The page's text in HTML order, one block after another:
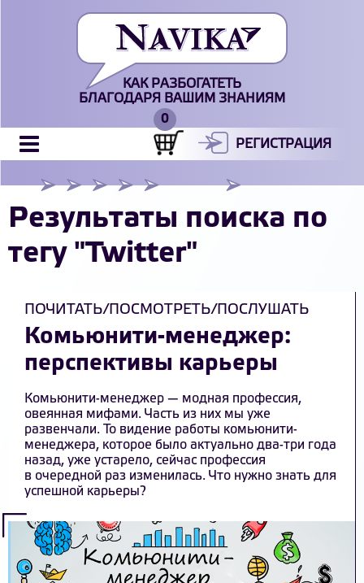
КАК РАЗБОГАТЕТЬ
БЛАГОДАРЯ ВАШИМ ЗНАНИЯМ
РЕГИСТРАЦИЯ
Результаты поиска по
тегу "Twitter"
ПОЧИТАТЬ/ПОСМОТРЕТЬ/ПОСЛУШАТЬ
Комьюнити-менеджер:
перспективы карьеры
Комьюнити-менеджер — модная профессия,
овеянная мифами. Часть из них мы уже
развенчали. То видение работы комьюнити-
менеджера, которое было актуально два-три года
назад, уже устарело, сейчас профессия
в очередной раз изменилась. Что нужно знать для
успешной карьеры?